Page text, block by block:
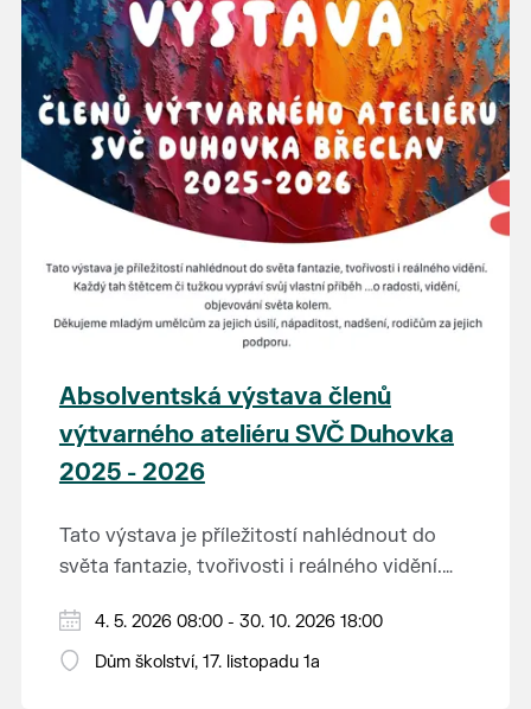
Absolventská výstava členů
výtvarného ateliéru SVČ Duhovka
2025 - 2026
Tato výstava je příležitostí nahlédnout do
světa fantazie, tvořivosti i reálného vidění.
vlastní příběh... o radosti, vidění, objevování
světa kolem.
Děkujeme mladým umělcům za jejich úsilí,
nápaditost, nadšení, rodičům za jejich
4. 5. 2026 08:00 - 30. 10. 2026 18:00
Dům školství, 17. listopadu 1a